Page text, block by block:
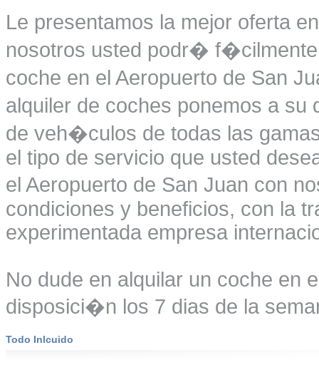
Le presentamos la mejor oferta
nosotros usted podr�
coche en el Aeropuerto de San
alquiler de coches ponemos a
de veh�culos de todas las
el tipo de servicio que usted
el Aeropuerto de San Juan con
condiciones y beneficios, con la
experimentada empresa
No dude en alquilar un coche en
disposici�n los 7 dias de la
Todo Inlcuido